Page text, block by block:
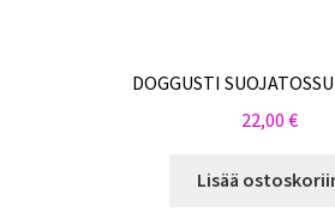
DOGGUSTI
22,00 €
Lisää